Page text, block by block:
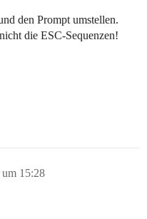
den Prompt umstellen.
die ESC-Sequenzen!
15:28